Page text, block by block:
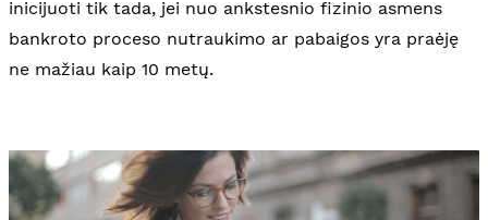
inicijuoti tik tada, jei nuo ankstesnio fizinio asmens
bankroto proceso nutraukimo ar pabaigos yra praėję
ne mažiau kaip 10 metų.